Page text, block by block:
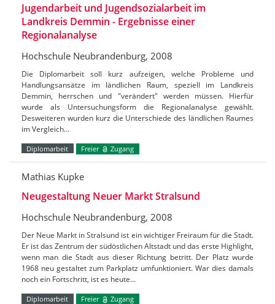
Jugendarbeit und Jugendsozialarbeit im
Landkreis Demmin - Ergebnisse einer
Regionalanalyse
Hochschule Neubrandenburg, 2008
Die Diplomarbeit soll kurz aufzeigen, welche Probleme und
Handlungsansätze im ländlichen Raum, speziell im Landkreis
Demmin, herrschen und "verändert" werden müssen. Hierfür
wurde als Untersuchungsform die Regionalanalyse gewählt.
Desweiteren wurden kurz die Unterschiede des ländlichen Raumes
im Vergleich…
Diplomarbeit Freier Zugang
Mathias Kupke
Neugestaltung Neuer Markt Stralsund
Hochschule Neubrandenburg, 2008
Der Neue Markt in Stralsund ist ein wichtiger Freiraum für die Stadt.
Er ist das Zentrum der südöstlichen Altstadt und das erste Highlight,
wenn man die Stadt aus dieser Richtung betritt. Der Platz wurde
1968 neu gestaltet zum Parkplatz umfunktioniert. War dies damals
noch ein Fortschritt, ist es heute…
Diplomarbeit Freier Zugang